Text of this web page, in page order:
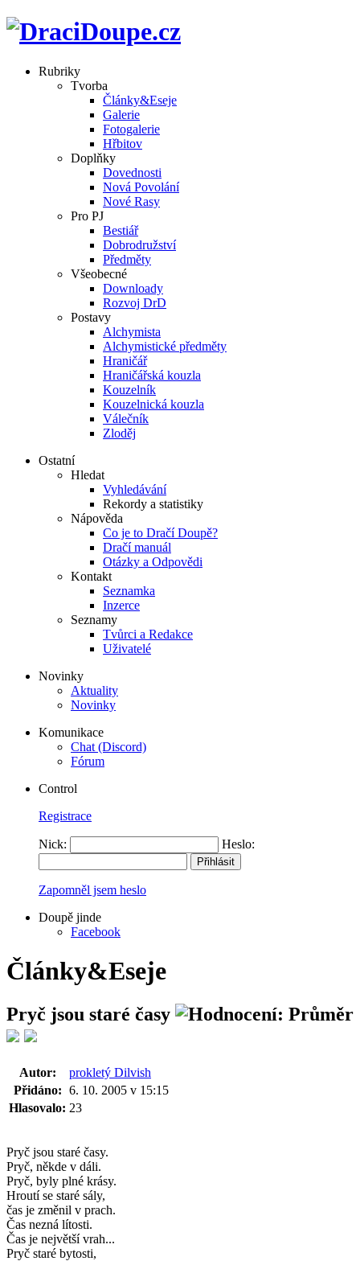
Rubriky
Tvorba
Články&Eseje
Galerie
Fotogalerie
Hřbitov
Doplňky
Dovednosti
Nová Povolání
Nové Rasy
Pro PJ
Bestiář
Dobrodružství
Předměty
Všeobecné
Downloady
Rozvoj DrD
Postavy
Alchymista
Alchymistické předměty
Hraničář
Hraničářská kouzla
Kouzelník
Kouzelnická kouzla
Válečník
Zloděj
Ostatní
Hledat
Vyhledávání
Rekordy a statistiky
Nápověda
Co je to Dračí Doupě?
Dračí manuál
Otázky a Odpovědi
Kontakt
Seznamka
Inzerce
Seznamy
Tvůrci a Redakce
Uživatelé
Novinky
Aktuality
Novinky
Komunikace
Chat (Discord)
Fórum
Control
Registrace
Nick: Heslo:
Zapomněl jsem heslo
Doupě jinde
Facebook
Články&Eseje
Pryč jsou staré časy
Autor:
prokletý Dilvish
Přidáno: 6. 10. 2005 v 15:15
Hlasovalo: 23
Pryč jsou staré časy.
Pryč, někde v dáli.
Pryč, byly plné krásy.
Hroutí se staré sály,
čas je změnil v prach.
Čas nezná lítosti.
Čas je největší vrah...
Pryč staré bytosti,